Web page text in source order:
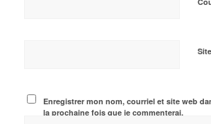
Enregistrer mon nom, courriel et site web
la prochaine fois que je commenterai.